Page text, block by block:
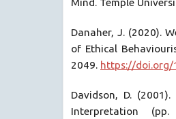
Danaher, J. (2020).
of Ethical
2049. https://doi.org/
Davidson, D.
Interpretation